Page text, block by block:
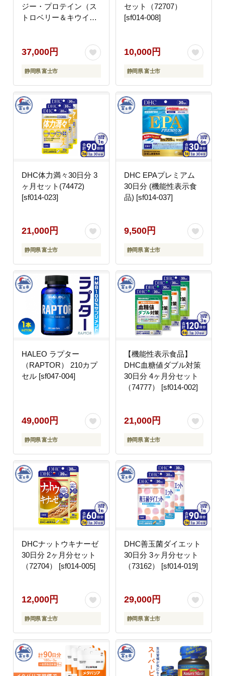
ジー・プロテイン（ス
トロベリー＆キウイ風
37,000円
静岡県 富士市
セット（72707）
[sf014-008]
10,000円
静岡県 富士市
DHC体力満々30日分 3
ヶ月セット(74472)
[sf014-023]
21,000円
静岡県 富士市
DHC EPAプレミアム
30日分 (機能性表示食
品) [sf014-037]
9,500円
静岡県 富士市
HALEO ラプター
（RAPTOR） 210カプ
セル [sf047-004]
49,000円
静岡県 富士市
【機能性表示食品】
DHC血糖値ダブル対策
30日分 4ヶ月分セット
（74777） [sf014-002]
21,000円
静岡県 富士市
DHCナットウキナーゼ
30日分 2ヶ月分セット
（72704） [sf014-005]
12,000円
静岡県 富士市
DHC善玉菌ダイエット
30日分 3ヶ月分セット
（73162） [sf014-019]
29,000円
静岡県 富士市